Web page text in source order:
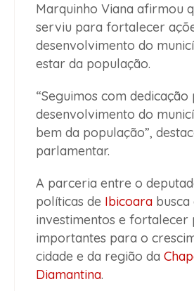
Marquinho Viana afirmou
serviu para fortalecer
desenvolvimento do
estar da população.
“Seguimos com dedicação
desenvolvimento do
bem da população”,
parlamentar.
A parceria entre o
políticas de Ibicoara
investimentos e fortalecer
importantes para o
cidade e da região da
Diamantina.